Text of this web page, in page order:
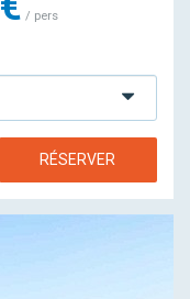
/ pers
RÉSERVER